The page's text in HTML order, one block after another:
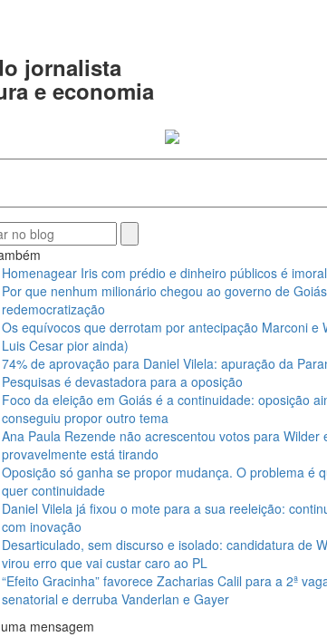
jornalista
e economia
Homenagear Iris com prédio e dinheiro públicos é
Por que nenhum milionário chegou ao governo de
redemocratização
Os equívocos que derrotam por antecipação Marconi e
Luis Cesar pior ainda)
74% de aprovação para Daniel Vilela: apuração da
Pesquisas é devastadora para a oposição
Foco da eleição em Goiás é a continuidade: oposição
conseguiu propor outro tema
Ana Paula Rezende não acrescentou votos para Wilder
provavelmente está tirando
Oposição só ganha se propor mudança. O problema é
quer continuidade
Daniel Vilela já fixou o mote para a sua reeleição:
com inovação
Desarticulado, sem discurso e isolado: candidatura de
virou erro que vai custar caro ao PL
“Efeito Gracinha” favorece Zacharias Calil para a 2ª
senatorial e derruba Vanderlan e Gayer
mensagem